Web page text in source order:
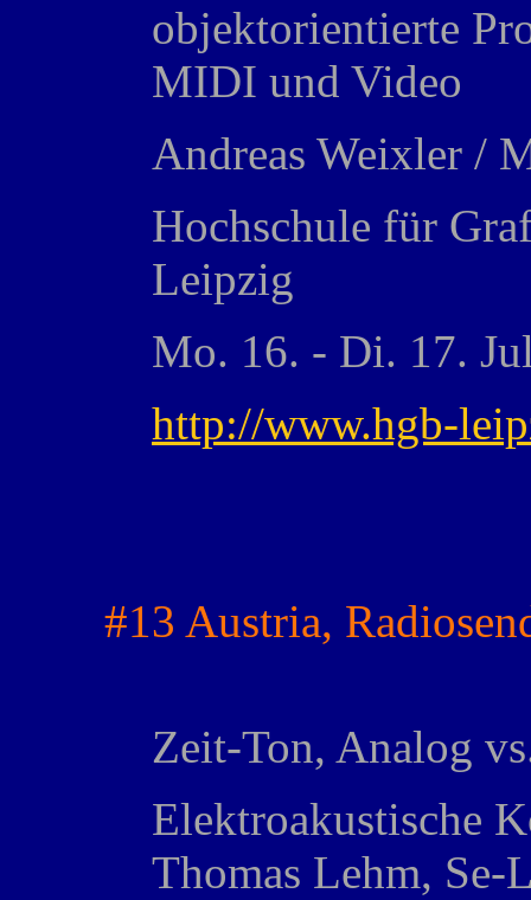
objektorientierte
MIDI und Video
Andreas Weixler /
Hochschule für
Leipzig
Mo. 16. - Di. 17.
http://www.hgb-
#13 Austria,
Zeit-Ton, Analog
Elektroakustische
Thomas Lehm, Se-